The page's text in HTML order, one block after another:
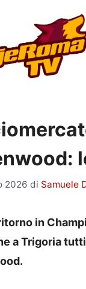
2026 di Samuele
in
a Trigoria